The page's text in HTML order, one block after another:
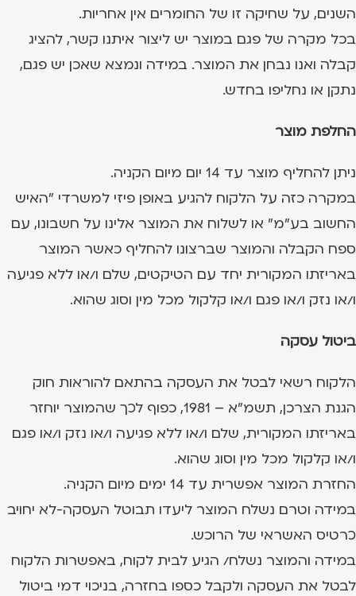
השנים, על שחיקה זו של החומרים אין אחריות.
בכל מקרה של פגם במוצר יש ליצור איתנו קשר, להציג
קבלה ואנו נבחן את המוצר. במידה ונמצא שאכן יש פגם,
נתקן או נחליפו בחדש.
החלפת מוצר
ניתן להחליף מוצר עד 14 יום מיום הקניה.
במקרה כזה על הלקוח להגיע באופן פיזי למשרדי "האיש
החשוב בע"מ" או לשלוח את המוצר אלינו על חשבונו, עם
ספח הקבלה והמוצר שברצונו להחליף כאשר המוצר
באריזתו המקורית יחד עם הטיקטים, שלם ו/או ללא פגיעה
ו/או נזק ו/או פגם ו/או קלקול מכל מין וסוג שהוא.
ביטול עסקה
הלקוח רשאי לבטל את העסקה בהתאם להוראות חוק
הגנת הצרכן, תשמ"א – 1981, כפוף לכך שהמוצר יוחזר
באריזתו המקורית, שלם ו/או ללא פגיעה ו/או נזק ו/או פגם
ו/או קלקול מכל מין וסוג שהוא.
החזרת המוצר אפשרית עד 14 ימים מיום הקניה.
במידה וטרם נשלח המוצר ליעדו תבוטל העסקה-לא יחויב
כרטיס האשראי של הרוכש.
במידה והמוצר נשלח/ הגיע לבית לקוח, באפשרות הלקוח
לבטל את העסקה ולקבל כספו בחזרה, בניכוי דמי ביטול